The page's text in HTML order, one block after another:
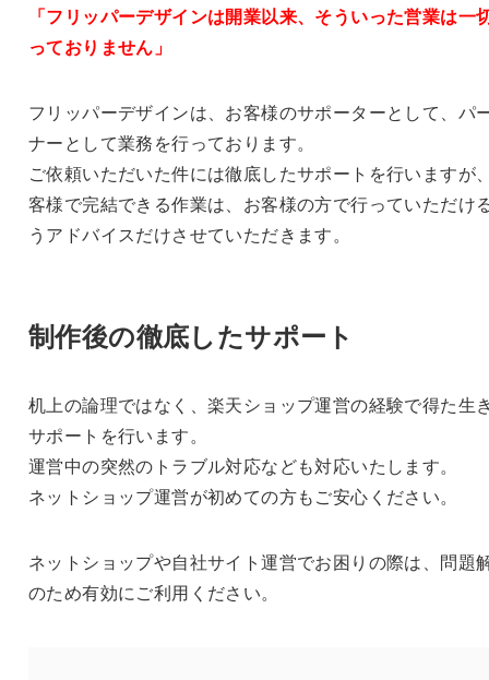
「フリッパーデザインは開業以来、そういった営業は一
っておりません」
フリッパーデザインは、お客様のサポーターとして、パ
ナーとして業務を行っております。
ご依頼いただいた件には徹底したサポートを行いますが
客様で完結できる作業は、お客様の方で行っていただけ
うアドバイスだけさせていただきます。
制作後の徹底したサポート
机上の論理ではなく、楽天ショップ運営の経験で得た生
サポートを行います。
運営中の突然のトラブル対応なども対応いたします。
ネットショップ運営が初めての方もご安心ください。
ネットショップや自社サイト運営でお困りの際は、問題
のため有効にご利用ください。